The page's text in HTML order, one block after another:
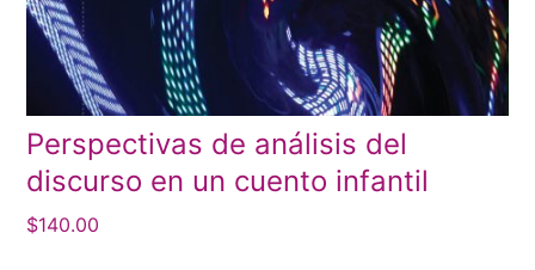
Perspectivas de análisis del
discurso en un cuento infantil
$140.00